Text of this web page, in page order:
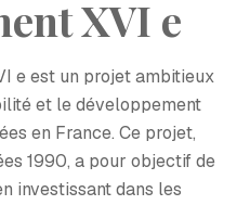
XVI e
e est un projet ambitieux
et le développement
en France. Ce projet,
1990, a pour objectif de
investissant dans les